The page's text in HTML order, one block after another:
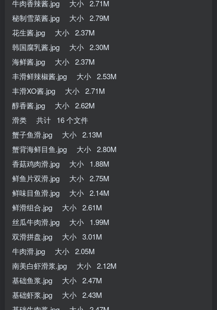
牛肉香辣酱.jpg 大小 2.71M
秘制雪菜酱.jpg 大小 2.79M
花生酱.jpg 大小 2.37M
韩国腐乳酱.jpg 大小 2.30M
海鲜酱.jpg 大小 2.37M
丰滑鲜辣椒酱.jpg 大小 2.53M
丰滑XO酱.jpg 大小 2.71M
醇香酱.jpg 大小 2.62M
滑类 共计 16 个文件
蟹子鱼滑.jpg 大小 2.13M
蟹背海鲜目鱼.jpg 大小 2.80M
香菇鸡肉滑.jpg 大小 1.88M
鲜鱼片双滑.jpg 大小 2.75M
鲜味目鱼滑.jpg 大小 2.14M
鲜滑组合.jpg 大小 2.61M
丝瓜牛肉滑.jpg 大小 1.99M
双滑拼盘.jpg 大小 3.01M
牛肉滑.jpg 大小 2.05M
南美白虾滑浆.jpg 大小 2.12M
基础鱼浆.jpg 大小 2.47M
基础虾浆.jpg 大小 2.43M